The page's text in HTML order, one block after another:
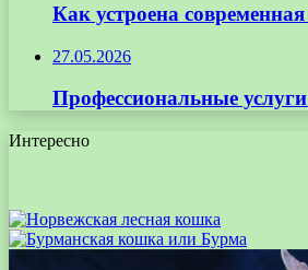
Как устроена
27.05.2026
Профессиональные
Интересно